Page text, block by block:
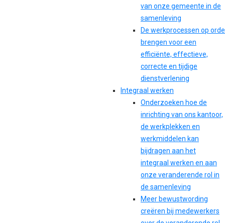
van onze gemeente in de
samenleving
De werkprocessen op orde
brengen voor een
efficiënte, effectieve,
correcte en tijdige
dienstverlening
Integraal werken
Onderzoeken hoe de
inrichting van ons kantoor,
de werkplekken en
werkmiddelen kan
bijdragen aan het
integraal werken en aan
onze veranderende rol in
de samenleving
Meer bewustwording
creëren bij medewerkers